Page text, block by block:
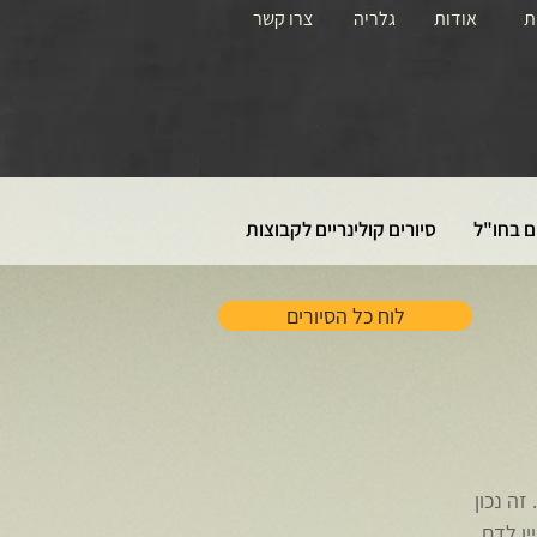
צרו קשר גלריה אודות
בחו"ל סיורים קולינריים לקבוצות
נכון
לוח כל הסיורים